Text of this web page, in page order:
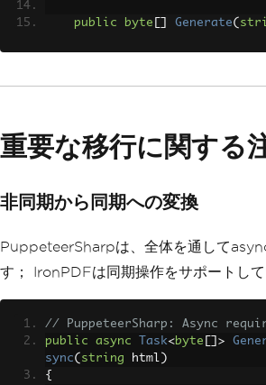
public byte Generate(
重要な移行に関する
非同期から同期への変換
PuppeteerSharpは、全体を通して
す； IronPDFは同期操作をサポートして
// PuppeteerSharp: Async
public
async Task<byte []>
sync( string html )
{